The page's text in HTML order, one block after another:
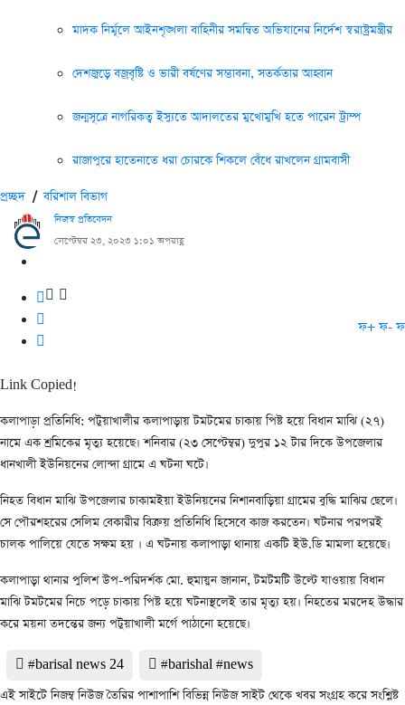
মাদক নির্মূলে আইনশৃঙ্খলা বাহিনীর সমন্বিত অভিযানের নির্দেশ স্বরাষ্ট্রমন্ত্রীর
দেশজুড়ে বজ্রবৃষ্টি ও ভারী বর্ষণের সম্ভাবনা, সতর্কতার আহ্বান
জন্মসূত্রে নাগরিকত্ব ইস্যুতে আদালতের মুখোমুখি হতে পারেন ট্রাম্প
রাজাপুরে হাতেনাতে ধরা চোরকে শিকলে বেঁধে রাখলেন গ্রামবাসী
প্রচ্ছদ /বরিশাল বিভাগ
নিজস্ব প্রতিবেদন
সেপ্টেম্বর ২৩, ২০২৩ ১:০১ অপরাহ্ণ
ফ+ ফ- ফ
Link Copied!
কলাপাড়া প্রতিনিধি: পটুয়াখালীর কলাপাড়ায় টমটমের চাকায় পিষ্ট হয়ে বিধান মাঝি (২৭)
নামে এক শ্রমিকের মৃত্যু হয়েছে। শনিবার (২৩ সেপ্টেম্বর) দুপুর ১২ টার দিকে উপজেলার
ধানখালী ইউনিয়নের লোন্দা গ্রামে এ ঘটনা ঘটে।
নিহত বিধান মাঝি উপজেলার চাকামইয়া ইউনিয়নের নিশানবাড়িয়া গ্রামের বুদ্ধি মাঝির ছেলে।
সে পৌরশহরের সেলিম বেকারীর বিক্রয় প্রতিনিধি হিসেবে কাজ করতেন। ঘটনার পরপরই
চালক পালিয়ে যেতে সক্ষম হয় । এ ঘটনায় কলাপাড়া থানায় একটি ইউ.ডি মামলা হয়েছে।
কলাপাড়া থানার পুলিশ উপ-পরিদর্শক মো. হুমায়ুন জানান, টমটমটি উল্টে যাওয়ায় বিধান
মাঝি টমটমের নিচে পড়ে চাকায় পিষ্ট হয়ে ঘটনাস্থলেই তার মৃত্যু হয়। নিহতের মরদেহ উদ্ধার
করে ময়না তদন্তের জন্য পটুয়াখালী মর্গে পাঠানো হয়েছে।
#barisal news 24
#barishal #news
এই সাইটে নিজম্ব নিউজ তৈরির পাশাপাশি বিভিন্ন নিউজ সাইট থেকে খবর সংগ্রহ করে সংশ্লিষ্ট